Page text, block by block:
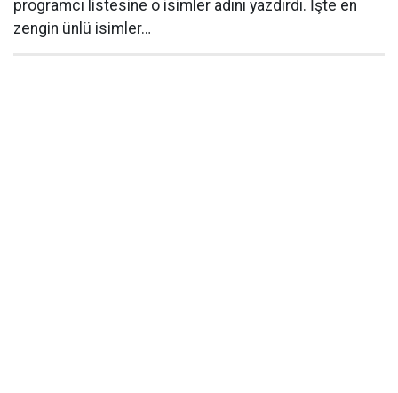
programcı listesine o isimler adını yazdırdı. İşte en
zengin ünlü isimler…